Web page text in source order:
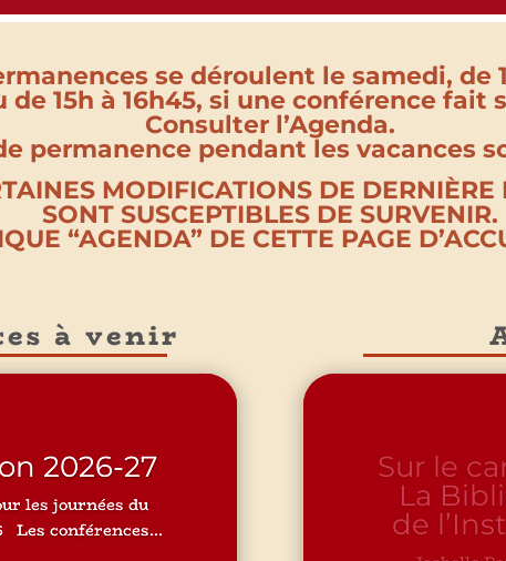
se déroulent le samedi, de
de 15h à 16h45, si une conférence fait
Consulter l’Agenda.
permanence pendant les vacances
MODIFICATIONS DE DERNIÈRE
SONT SUSCEPTIBLES DE SURVENIR.
“AGENDA” DE CETTE PAGE
à venir
2026-27
les journées du
Les conférences...
Sur le
: une